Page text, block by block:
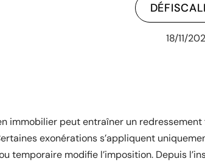
18/11/
immobilier peut entraîner un redressement
exonérations s’appliquent
temporaire modifie l’imposition. Depuis